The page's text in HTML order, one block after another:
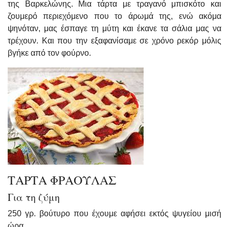
της Βαρκελώνης. Μια τάρτα με τραγανό μπισκότο και
ζουμερό περιεχόμενο που το άρωμά της, ενώ ακόμα
ψηνόταν, μας έσπαγε τη μύτη και έκανε τα σάλια μας να
τρέχουν. Και που την εξαφανίσαμε σε χρόνο ρεκόρ μόλις
βγήκε από τον φούρνο.
ΤΑΡΤΑ ΦΡΑΟΥΛΑΣ
Για τη ζύμη
250 γρ. βούτυρο που έχουμε αφήσει εκτός ψυγείου μισή